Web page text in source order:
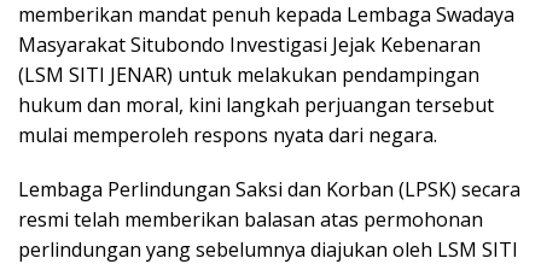
memberikan mandat penuh kepada Lembaga Swadaya
Masyarakat Situbondo Investigasi Jejak Kebenaran
(LSM SITI JENAR) untuk melakukan pendampingan
hukum dan moral, kini langkah perjuangan tersebut
mulai memperoleh respons nyata dari negara.
Lembaga Perlindungan Saksi dan Korban (LPSK) secara
resmi telah memberikan balasan atas permohonan
perlindungan yang sebelumnya diajukan oleh LSM SITI